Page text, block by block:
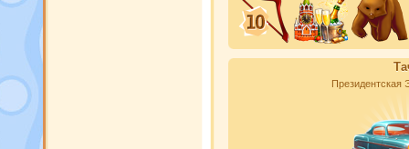
Президентская